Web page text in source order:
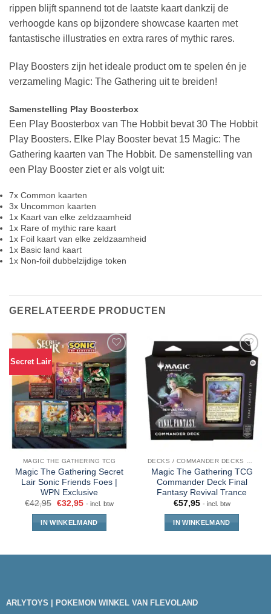
rippen blijft spannend tot de laatste kaart dankzij de
verhoogde kans op bijzondere showcase kaarten met
fantastische illustraties en extra rares of mythic rares.
Play Boosters zijn het ideale product om te spelen én je
verzameling Magic: The Gathering uit te breiden!
Samenstelling Play Boosterbox
Een Play Boosterbox van The Hobbit bevat 30 The Hobbit
Play Boosters. Elke Play Booster bevat 15 Magic: The
Gathering kaarten van The Hobbit. De samenstelling van
een Play Booster ziet er als volgt uit:
7x Common kaarten
3x Uncommon kaarten
1x Kaart van elke zeldzaamheid
1x Rare of mythic rare kaart
1x Foil kaart van elke zeldzaamheid
1x Basic land kaart
1x Non-foil dubbelzijdige token
GERELATEERDE PRODUCTEN
Secret Lair
MAGIC THE GATHERING TCG
Magic The Gathering Secret
Lair Sonic Friends Foes |
WPN Exclusive
€42,95 €32,95 - incl. btw
IN WINKELMAND
DECKS / COMMANDER DECKS MTG
Magic The Gathering TCG
Commander Deck Final
Fantasy Revival Trance
€57,95 - incl. btw
IN WINKELMAND
ARLYTOYS | POKEMON WINKEL VAN FLEVOLAND